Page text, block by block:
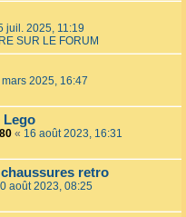
juil. 2025, 11:19
SUR LE FORUM
mars 2025, 16:47
Lego
« 16 août 2023, 16:31
retro
août 2023, 08:25